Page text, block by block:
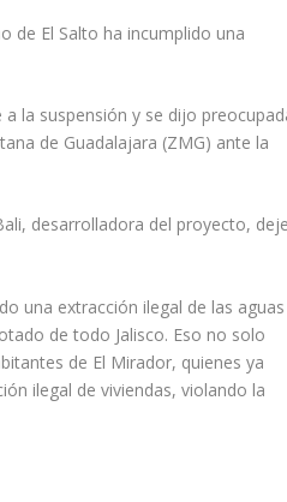
de El Salto ha incumplido una
la suspensión y se dijo
de Guadalajara (ZMG) ante la
desarrolladora del proyecto,
una extracción ilegal de las aguas
de todo Jalisco. Eso no solo
de El Mirador, quienes ya
ilegal de viviendas, violando la